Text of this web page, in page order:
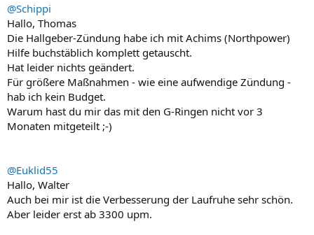
@Schippi
Hallo, Thomas
Die Hallgeber-Zündung habe ich mit Achims (Northpower)
Hilfe buchstäblich komplett getauscht.
Hat leider nichts geändert.
Für größere Maßnahmen - wie eine aufwendige Zündung -
hab ich kein Budget.
Warum hast du mir das mit den G-Ringen nicht vor 3
Monaten mitgeteilt ;-)
@Euklid55
Hallo, Walter
Auch bei mir ist die Verbesserung der Laufruhe sehr schön.
Aber leider erst ab 3300 upm.